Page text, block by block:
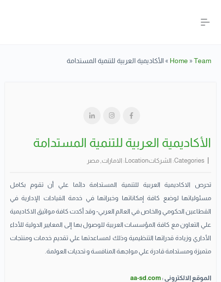
Home »Team
»الأكاديمية العربية للتنمية المستدامة
الأكاديمية العربية للتنمية المستدامة
Categories: الشركاتLocation: الامارات, مصر
تحرص الاكاديمية العربية للتنمية المستدامة دائما علي أن تقوم بكامل
مسئولياتها لوضع كافة إمكاناتها وخبراتها في خدمة القيادات الإدارية في
القطاعين الحكومي والخاص في العالم العربي- وقد أكدت كافة مواثيق الاكاديمية
علي التعاون مع كافة المؤسسات العربية للوصول بها إلى المعايير الدولية للأداء
الأداري وزيادة قدراتها التنظيمية وذلك لمساعدتها علي تقديم خدمات ومنتجات
متميزة ومستدامة قادرة علي مواجهة المنافسة و تحديات العولمة.
الموقع الالكتروني : aa-sd.com